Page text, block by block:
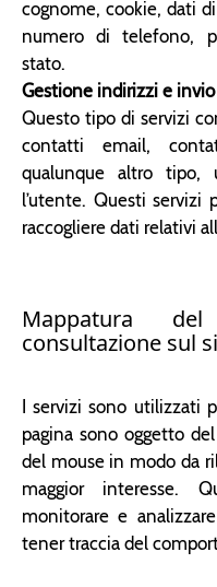
cognome, cookie, dati
numero di telefono,
stato.
Gestione indirizzi e
Questo tipo di servizi
contatti email,
qualunque altro tipo,
l’utente. Questi servizi
raccogliere dati relativi
Mappatura
consultazione sul
I servizi sono utilizzati
pagina sono oggetto
del mouse in modo da
maggior interesse.
monitorare e
tener traccia del